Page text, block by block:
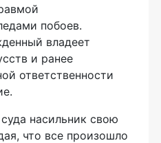
побоев.
владеет
и ранее
ответственности
насильник свою
что все произошло